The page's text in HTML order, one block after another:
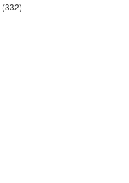
(332)